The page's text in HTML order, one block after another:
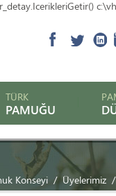
TÜRK
PAMUĞU
Konseyi Üyelerimiz